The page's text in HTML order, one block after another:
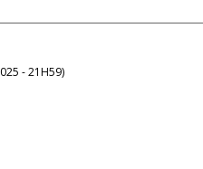
- 21H59)